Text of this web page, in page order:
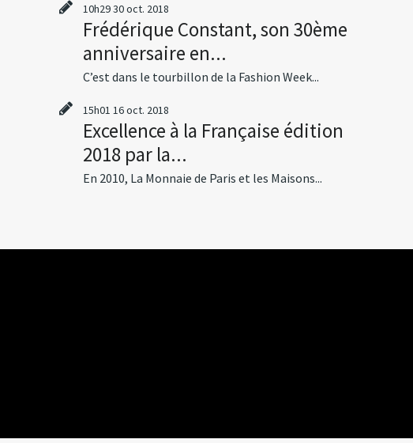
10h2930oct. 2018
Frédérique Constant, son 30ème
anniversaire en...
C’est dans le tourbillon de la Fashion Week...
15h01 16oct. 2018
Excellence à la Française édition
2018 par la...
En 2010, La Monnaie de Paris et les Maisons...